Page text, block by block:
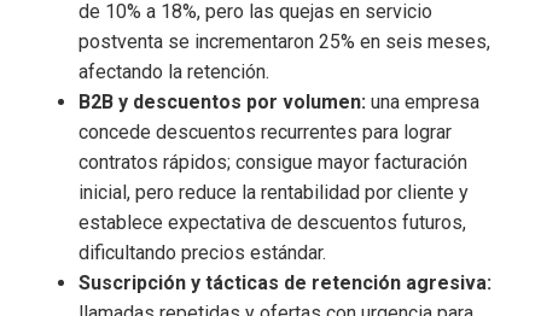
de 10% a 18%, pero las quejas en servicio
postventa se incrementaron 25% en seis meses,
afectando la retención.
B2B y descuentos por volumen: una empresa
concede descuentos recurrentes para lograr
contratos rápidos; consigue mayor facturación
inicial, pero reduce la rentabilidad por cliente y
establece expectativa de descuentos futuros,
dificultando precios estándar.
Suscripción y tácticas de retención agresiva: